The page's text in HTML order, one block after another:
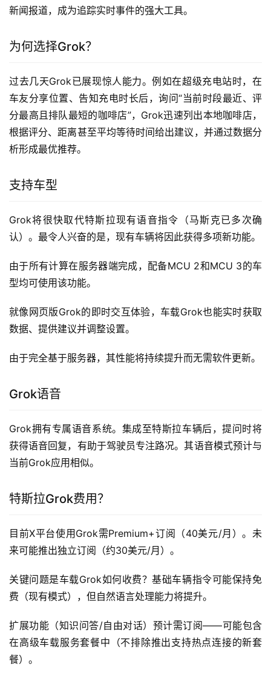
新闻报道，成为追踪实时事件的强大工具。
为何选择Grok？
过去几天Grok已展现惊人能力。例如在超级充电站时，在
车友分享位置、告知充电时长后，询问“当前时段最近、评
分最高且排队最短的咖啡店”，Grok迅速列出本地咖啡店，
根据评分、距离甚至平均等待时间给出建议，并通过数据分
析形成最优推荐。
支持车型
Grok将很快取代特斯拉现有语音指令（马斯克已多次确
认）。最令人兴奋的是，现有车辆将因此获得多项新功能。
由于所有计算在服务器端完成，配备MCU 2和MCU 3的车
型均可使用该功能。
就像网页版Grok的即时交互体验，车载Grok也能实时获取
数据、提供建议并调整设置。
由于完全基于服务器，其性能将持续提升而无需软件更新。
Grok语音
Grok拥有专属语音系统。集成至特斯拉车辆后，提问时将
获得语音回复，有助于驾驶员专注路况。其语音模式预计与
当前Grok应用相似。
特斯拉Grok费用？
目前X平台使用Grok需Premium+订阅（40美元/月）。未
来可能推出独立订阅（约30美元/月）。
关键问题是车载Grok如何收费？基础车辆指令可能保持免
费（现有模式），但自然语言处理能力将提升。
扩展功能（知识问答/自由对话）预计需订阅——可能包含
在高级车载服务套餐中（不排除推出支持热点连接的新套
餐）。